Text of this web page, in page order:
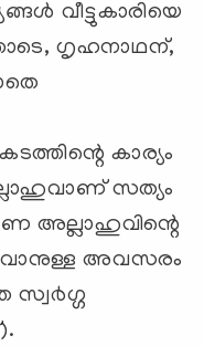
വീട്ടുകാരിയെ
ഗൃഹനാഥന്,
കാര്യം
സത്യം
അല്ലാഹുവിന്റെ
അവസരം
സ്വ൪ഗ്ഗ